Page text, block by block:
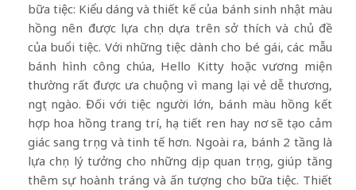
bữa tiệc: Kiểu dáng và thiết kế của bánh sinh nhật màu
hồng nên được lựa chọn dựa trên sở thích và chủ đề
của buổi tiệc. Với những tiệc dành cho bé gái, các mẫu
bánh hình công chúa, Hello Kitty hoặc vương miện
thường rất được ưa chuộng vì mang lại vẻ dễ thương,
ngọt ngào. Đối với tiệc người lớn, bánh màu hồng kết
hợp hoa hồng trang trí, họa tiết ren hay nơ sẽ tạo cảm
giác sang trọng và tinh tế hơn. Ngoài ra, bánh 2 tầng là
lựa chọn lý tưởng cho những dịp quan trọng, giúp tăng
thêm sự hoành tráng và ấn tượng cho bữa tiệc. Thiết